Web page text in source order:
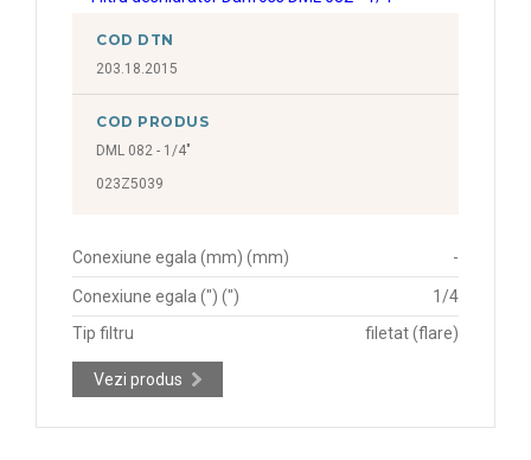
COD DTN
203.18.2015
COD PRODUS
DML 082 - 1/4"
023Z5039
Conexiune egala (mm) (mm) -
Conexiune egala (") (")
1/4
Tip filtru
filetat (flare)
Vezi produs